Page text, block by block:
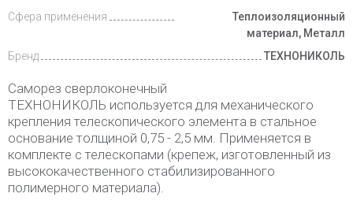
Сфера применения
Теплоизоляционный
материал, Металл
Бренд
ТЕХНОНИКОЛЬ
Саморез сверлоконечный
ТЕХНОНИКОЛЬ используется для механического
крепления телескопического элемента в стальное
основание толщиной 0,75 - 2,5 мм. Применяется в
комплекте с телескопами (крепеж, изготовленный из
высококачественного стабилизированного
полимерного материала).